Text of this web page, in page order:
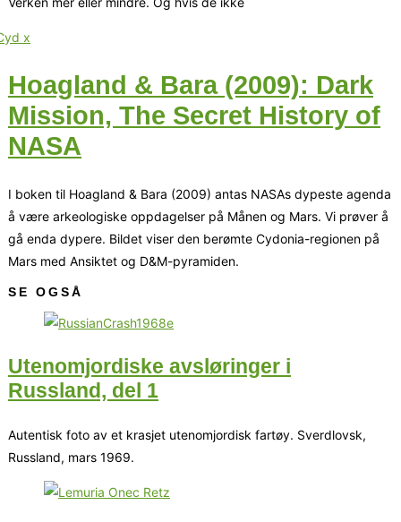
Hoagland & Bara (2009): Dark
Mission, The Secret History of
NASA
I boken til Hoagland & Bara (2009) antas NASAs dypeste agenda
å være arkeologiske oppdagelser på Månen og Mars. Vi prøver å
gå enda dypere. Bildet viser den berømte Cydonia-regionen på
Mars med Ansiktet og D&M-pyramiden.
SE OGSÅ
Utenomjordiske avsløringer i
Russland, del 1
Autentisk foto av et krasjet utenomjordisk fartøy. Sverdlovsk,
Russland, mars 1969.